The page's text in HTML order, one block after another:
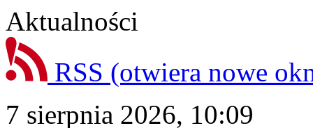
Aktualności
RSS (otwiera nowe
7 sierpnia 2026, 10:09